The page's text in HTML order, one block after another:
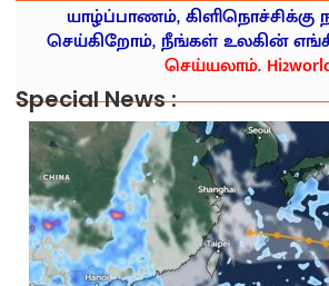
யாழ்ப்பாணம், கிளிநொச்சிக்கு
செய்கிறோம், நீங்கள் உலகின்
செய்யலாம்.
Special News :